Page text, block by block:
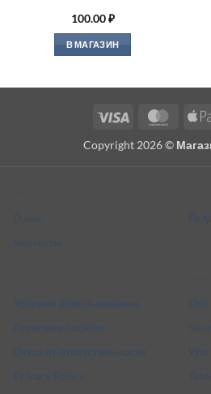
100.00₽
В МАГАЗИН
Visa
Copyright 2026 ©
О нас
Контакты
Условия использования
Политика cookies
Отказ от ответственности
Privacy Policy
Our